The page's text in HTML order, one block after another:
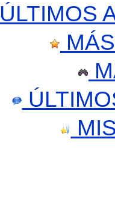
ÚLTIMOS